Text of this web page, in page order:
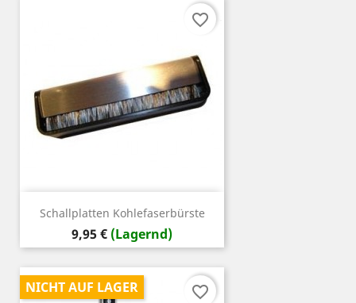
Schallplatten Kohlefaserbürste
Preis
9,95 € (Lagernd)
favorite_border
NICHT AUF LAGER favorite_border